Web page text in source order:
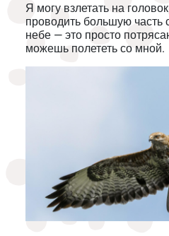
Я могу взлетать на
проводить большую часть
небе — это просто
можешь полететь со мной.